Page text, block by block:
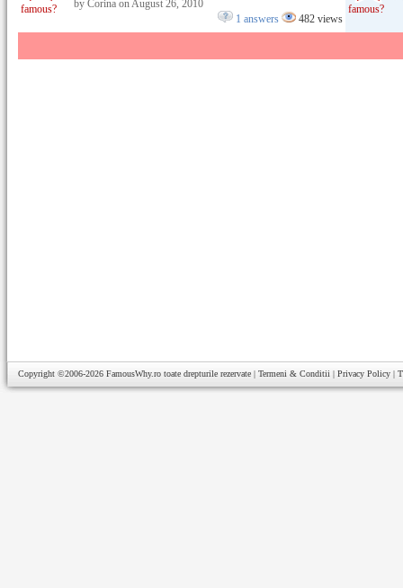
famous?
by Corina on August 26, 2010
1 answers
482 views
famous?
Copyright ©2006-2026 FamousWhy.ro toate drepturile rezervate | Termeni & Conditii | Privacy Policy |